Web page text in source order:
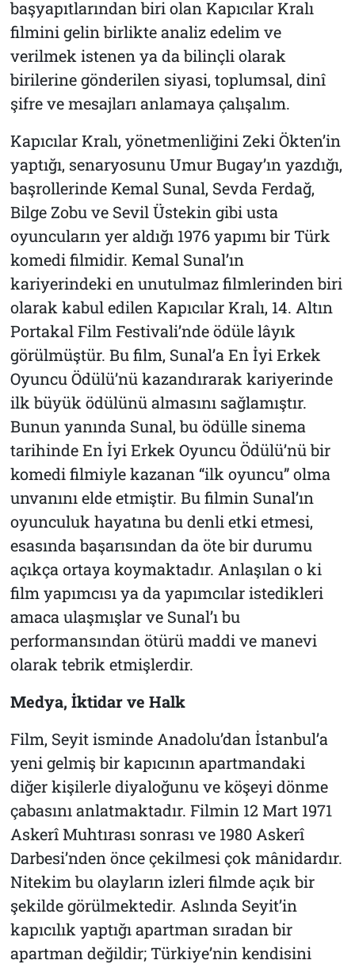
başyapıtlarından biri olanKapıcılar Kralı
filmini gelin birlikte analiz edelim ve
verilmek istenen ya da bilinçli olarak
birilerine gönderilen siyasi, toplumsal, dinî
şifre ve mesajları anlamaya çalışalım.
Kapıcılar Kralı, yönetmenliğini Zeki Ökten’in
yaptığı, senaryosunu Umur Bugay’ın yazdığı,
başrollerinde Kemal Sunal, Sevda Ferdağ,
Bilge Zobu ve Sevil Üstekin gibi usta
oyuncuların yer aldığı 1976 yapımı bir Türk
komedi filmidir. Kemal Sunal’ın
kariyerindeki en unutulmaz filmlerinden biri
olarak kabul edilenKapıcılar Kralı, 14. Altın
Portakal Film Festivali’nde ödüle lâyık
görülmüştür. Bu film, Sunal’a En İyi Erkek
Oyuncu Ödülü’nü kazandırarak kariyerinde
ilk büyük ödülünü almasını sağlamıştır.
Bunun yanında Sunal, bu ödülle sinema
tarihinde En İyi Erkek Oyuncu Ödülü’nü bir
komedi filmiyle kazanan “ilk oyuncu” olma
unvanını elde etmiştir. Bu filmin Sunal’ın
oyunculuk hayatına bu denli etki etmesi,
esasında başarısından da öte bir durumu
açıkça ortaya koymaktadır. Anlaşılan o ki
film yapımcısı ya da yapımcılar istedikleri
amaca ulaşmışlar ve Sunal’ı bu
performansından ötürü maddi ve manevi
olarak tebrik etmişlerdir.
Medya, İktidar ve Halk
Film, Seyit isminde Anadolu’dan İstanbul’a
yeni gelmiş bir kapıcının apartmandaki
diğer kişilerle diyaloğunu ve köşeyi dönme
çabasını anlatmaktadır. Filmin 12 Mart 1971
Askerî Muhtırası sonrası ve 1980 Askerî
Darbesi’nden önce çekilmesi çok mânidardır.
Nitekim bu olayların izleri filmde açık bir
şekilde görülmektedir. Aslında Seyit’in
kapıcılık yaptığı apartman sıradan bir
apartman değildir; Türkiye’nin kendisini